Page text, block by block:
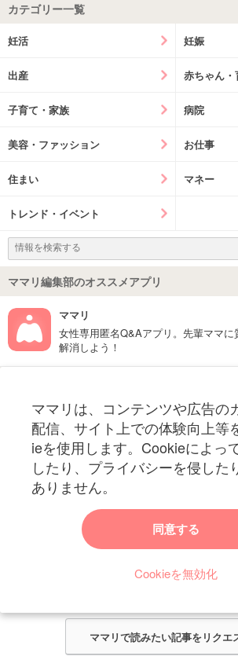
カテゴリー一覧
妊活 妊娠
出産 赤ちゃん・
子育て・家族 病院
美容・ファッション お仕事
住まい マネー
トレンド・イベント
ママリ編集部のオススメアプリ
ママリ
女性専用匿名Q&Aアプリ。先輩ママ
解消しよう！
ママリは、コンテンツや広告の
配信、サイト上での体験向上等
ieを使用します。Cookieによっ
したり、プライバシーを侵した
ありません。
同意する
Cookieを無効化
妊娠〜子育て中のお役立ち情報を
ママリからのお知らせ
ママリ編集部がみなさんのご意見をもとに記事を
ママリで読みたい記事をリクエ